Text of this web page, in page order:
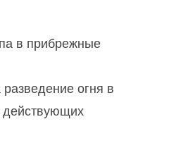
в прибрежные
огня в
действующих